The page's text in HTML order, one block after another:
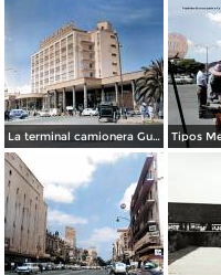
La terminal camionera Guadalajara, Jalisco 1961